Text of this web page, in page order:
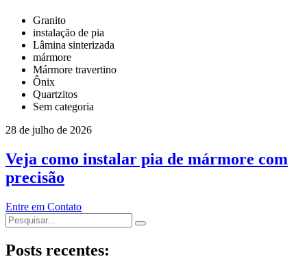
Granito
instalação de pia
Lâmina sinterizada
mármore
Mármore travertino
Ônix
Quartzitos
Sem categoria
28 de julho de 2026
Veja como instalar pia de mármore com
precisão
Entre em Contato
Posts recentes: